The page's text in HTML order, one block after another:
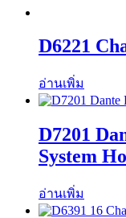
D6221
อ่านเพิ่ม
D7201
System
อ่านเพิ่ม